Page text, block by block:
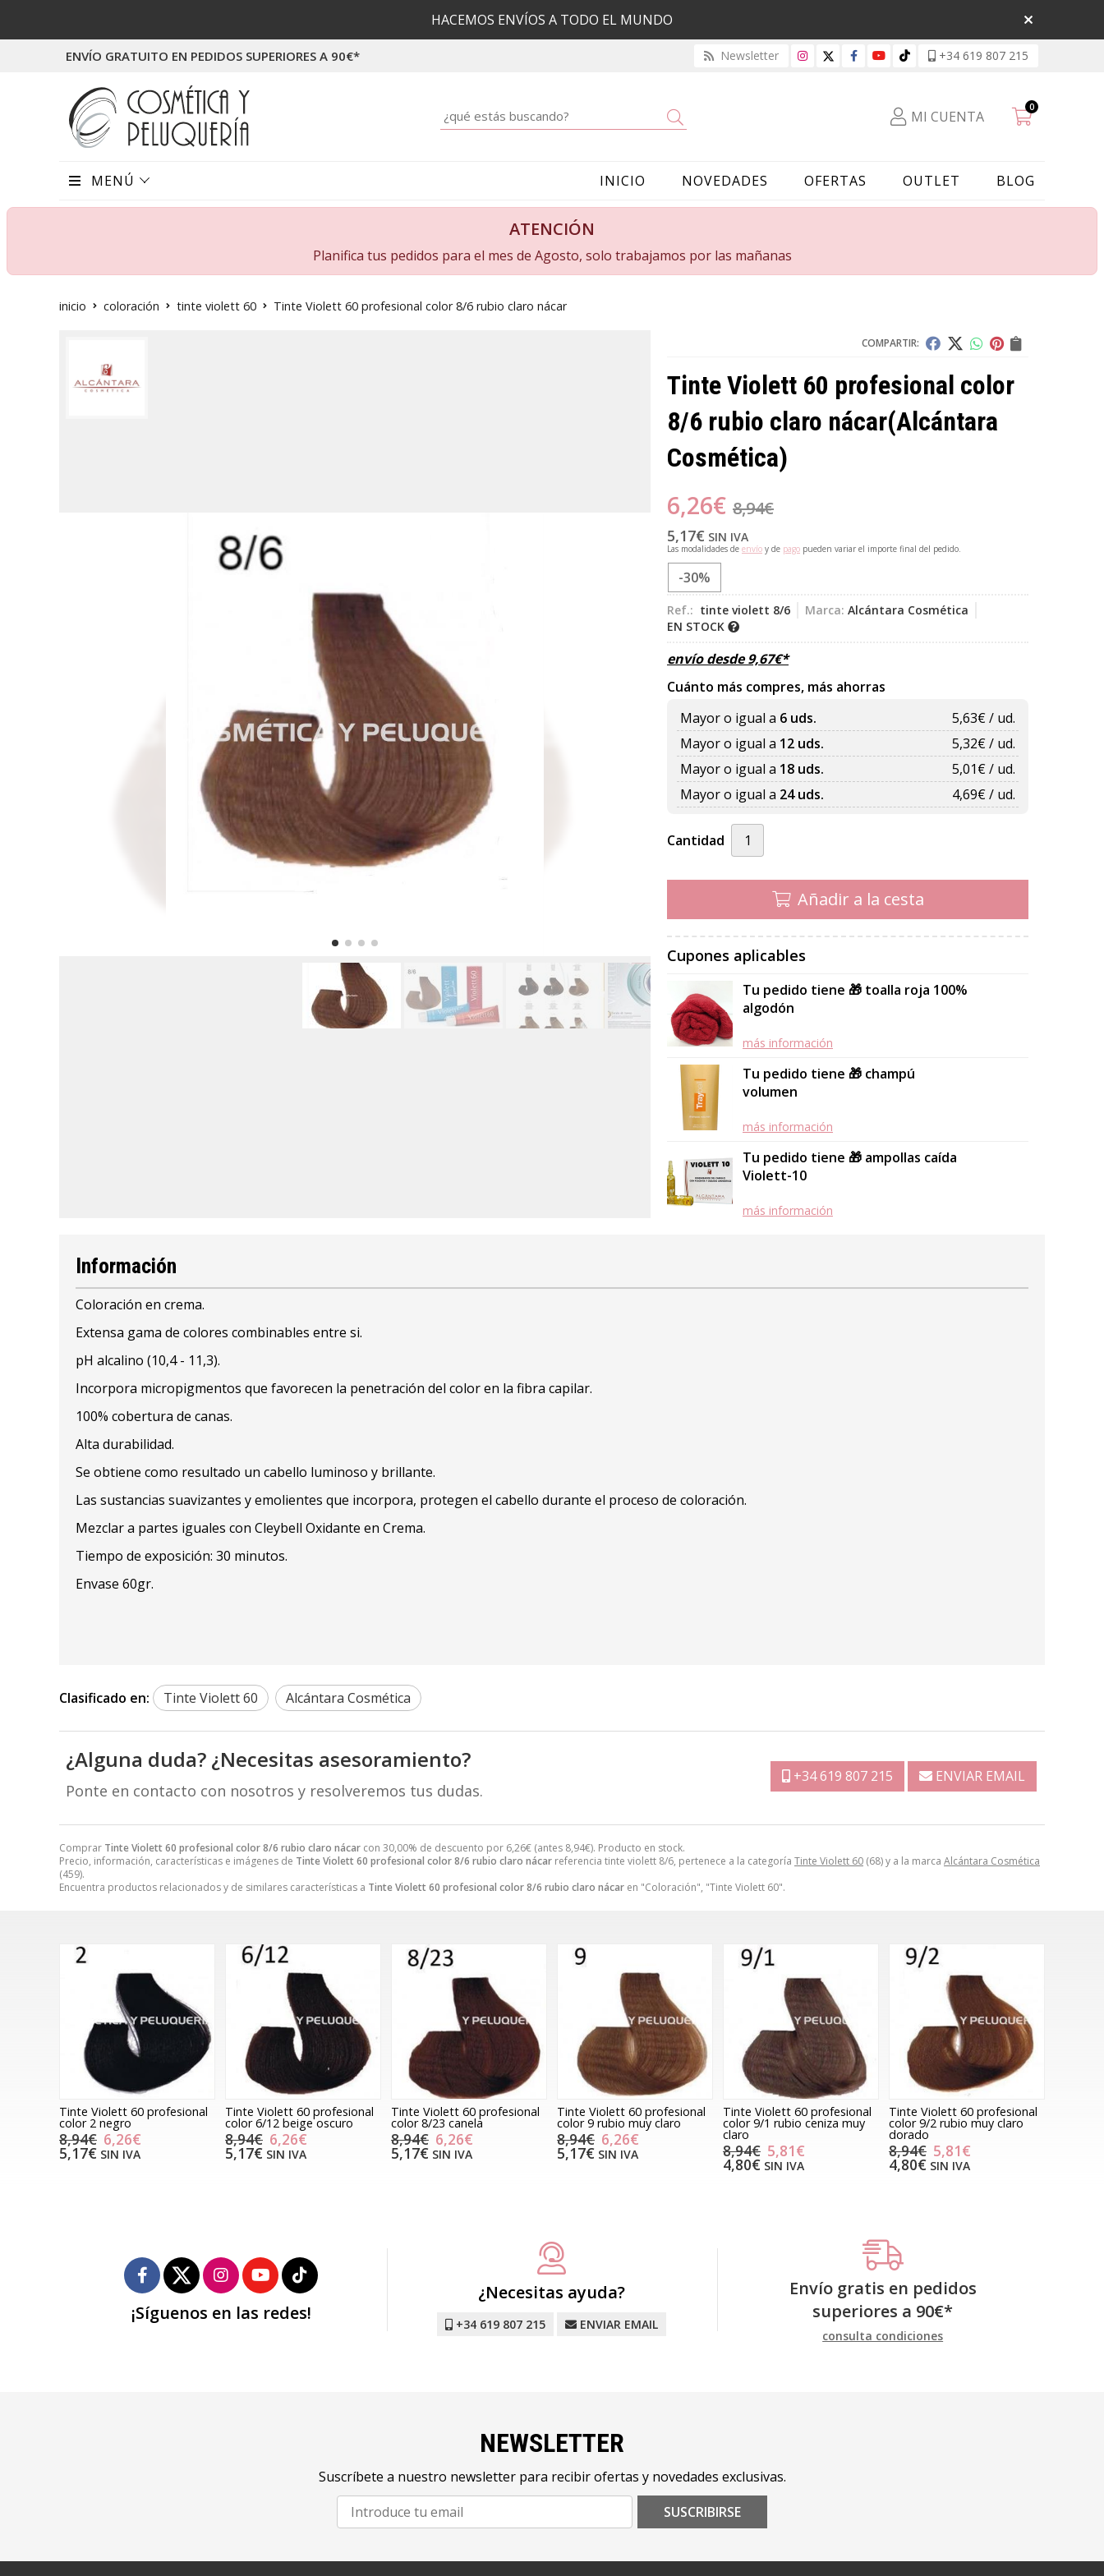
HACEMOS ENVÍOS A TODO EL MUNDO
ENVÍO GRATUITO EN PEDIDOS SUPERIORES A 90€* Newsletter +34 619 807 215
MI CUENTA
0
MENÚ INICIO NOVEDADES OFERTAS OUTLET BLOG
ATENCIÓN
Planifica tus pedidos para el mes de Agosto, solo trabajamos por las mañanas
inicio coloración tinte violett 60 Tinte Violett 60 profesional color 8/6 rubio claro nácar
COMPARTIR:
Tinte Violett 60 profesional color
8/6 rubio claro nácar(Alcántara
Cosmética)
6,26€ 8,94€
5,17€ SIN IVA
Las modalidades de envío y de pago pueden variar el importe final del pedido.
-30%
Ref.: tinte violett 8/6 Marca: Alcántara Cosmética
EN STOCK
envío desde9,67€*
Cuánto más compres, más ahorras
Mayor o igual a 6 uds. 5,63€ / ud.
Mayor o igual a 12 uds. 5,32€ / ud.
Mayor o igual a 18 uds. 5,01€ / ud.
Mayor o igual a 24 uds. 4,69€ / ud.
Cantidad
Añadir a la cesta
Cupones aplicables
Tu pedido tiene 🎁 toalla roja 100%
algodón
más información
Tu pedido tiene 🎁 champú
volumen
más información
Tu pedido tiene 🎁 ampollas caída
Violett-10
más información
Comprar Tinte Violett 60 profesional color 8/6 rubio claro nácar con 30,00% de descuento por 6,26€ (antes 8,94€). Producto en stock.
Precio, información, características e imágenes de Tinte Violett 60 profesional color 8/6 rubio claro nácar referencia tinte violett 8/6, pertenece a la categoría Tinte Violett 60 (68) y a la marca Alcántara Cosmética
(459).
Encuentra productos relacionados y de similares características a Tinte Violett 60 profesional color 8/6 rubio claro nácar en "Coloración", "Tinte Violett 60".
Información
Coloración en crema.
Extensa gama de colores combinables entre si.
pH alcalino (10,4 - 11,3).
Incorpora micropigmentos que favorecen la penetración del color en la fibra capilar.
100% cobertura de canas.
Alta durabilidad.
Se obtiene como resultado un cabello luminoso y brillante.
Las sustancias suavizantes y emolientes que incorpora, protegen el cabello durante el proceso de coloración.
Mezclar a partes iguales con Cleybell Oxidante en Crema.
Tiempo de exposición: 30 minutos.
Envase 60gr.
Clasificado en: Tinte Violett 60 Alcántara Cosmética
¿Alguna duda? ¿Necesitas asesoramiento?
Ponte en contacto con nosotros y resolveremos tus dudas.
+34 619 807 215 ENVIAR EMAIL
Tinte Violett 60 profesional
color 2 negro
8,94€ 6,26€
5,17€ SIN IVA
Tinte Violett 60 profesional
color 6/12 beige oscuro
8,94€ 6,26€
5,17€ SIN IVA
Tinte Violett 60 profesional
color 8/23 canela
8,94€ 6,26€
5,17€ SIN IVA
Tinte Violett 60 profesional
color 9 rubio muy claro
8,94€ 6,26€
5,17€ SIN IVA
Tinte Violett 60 profesional
color 9/1 rubio ceniza muy
claro
8,94€ 5,81€
4,80€ SIN IVA
Tinte Violett 60 profesional
color 9/2 rubio muy claro
dorado
8,94€ 5,81€
4,80€ SIN IVA
¡Síguenos en las redes!
¿Necesitas ayuda?
+34 619 807 215 ENVIAR EMAIL
Envío gratis en pedidos
superiores a 90€*
consulta condiciones
NEWSLETTER
Suscríbete a nuestro newsletter para recibir ofertas y novedades exclusivas.
SUSCRIBIRSE